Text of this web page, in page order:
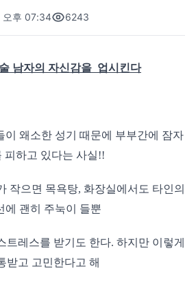
오후 07:34 6243
남자의 자신감을 업시킨다
이 왜소한 성기 때문에 부부간에 잠자
피하고 있다는 사실!!
작으면 목욕탕, 화장실에서도 타인의
에 괜히 주눅이 들뿐
트레스를 받기도 한다. 하지만 이렇게
받고 고민한다고 해